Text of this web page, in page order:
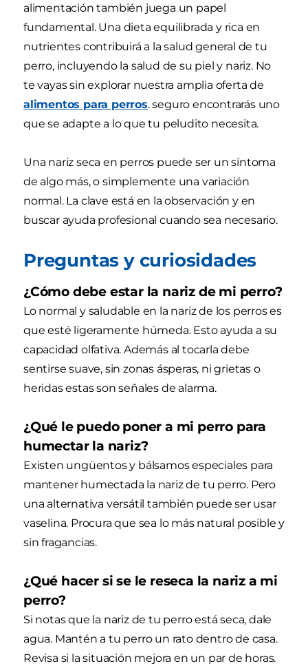
alimentación también juega un papel
fundamental. Una dieta equilibrada y rica en
nutrientes contribuirá a la salud general de tu
perro, incluyendo la salud de su piel y nariz. No
te vayas sin explorar nuestra amplia oferta de
alimentos para perros. seguro encontrarás uno
que se adapte a lo que tu peludito necesita.
Una nariz seca en perros puede ser un síntoma
de algo más, o simplemente una variación
normal. La clave está en la observación y en
buscar ayuda profesional cuando sea necesario.
Preguntas y curiosidades
¿Cómo debe estar la nariz de mi perro?
Lo normal y saludable en la nariz de los perros es
que esté ligeramente húmeda. Esto ayuda a su
capacidad olfativa. Además al tocarla debe
sentirse suave, sin zonas ásperas, ni grietas o
heridas estas son señales de alarma.
¿Qué le puedo poner a mi perro para
humectar la nariz?
Existen ungüentos y bálsamos especiales para
mantener humectada la nariz de tu perro. Pero
una alternativa versátil también puede ser usar
vaselina. Procura que sea lo más natural posible y
sin fragancias.
¿Qué hacer si se le reseca la nariz a mi
perro?
Si notas que la nariz de tu perro está seca, dale
agua. Mantén a tu perro un rato dentro de casa.
Revisa si la situación mejora en un par de horas.